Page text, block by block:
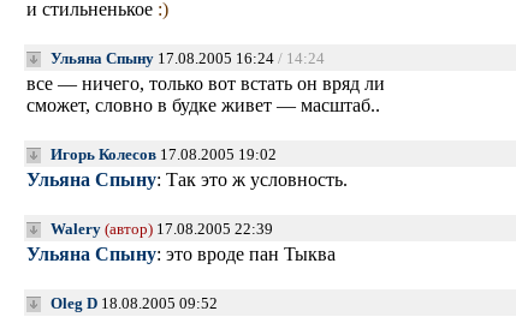
и стильненькое :)
Ульяна Спыну17.08.2005 16:24 / 14:24
все — ничего, только вот встать он вряд ли
сможет, словно в будке живет — масштаб..
Игорь Колесов17.08.2005 19:02
Ульяна Спыну: Так это ж условность.
Walery (автор)17.08.2005 22:39
Ульяна Спыну: это вроде пан Тыква
Oleg D18.08.2005 09:52